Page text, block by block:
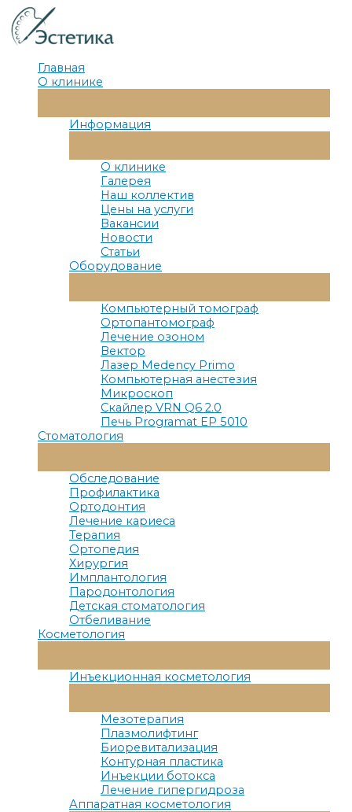
Перейти
к
содержимому
Главная
О клинике
Меню
Информация
Меню
О клинике
Галерея
Наш коллектив
Цены на услуги
Вакансии
Новости
Статьи
Оборудование
Меню
Компьютерный томограф
Ортопантомограф
Лечение озоном
Вектор
Лазер Medency Primo
Компьютерная анестезия
Микроскоп
Скайлер VRN Q6 2.0
Печь Programat EP 5010
Стоматология
Меню
Обследование
Профилактика
Ортодонтия
Лечение кариеса
Терапия
Ортопедия
Хирургия
Имплантология
Пародонтология
Детская стоматология
Отбеливание
Косметология
Меню
Инъекционная косметология
Меню
Мезотерапия
Плазмолифтинг
Биоревитализация
Контурная пластика
Инъекции ботокса
Лечение гипергидроза
Аппаратная косметология